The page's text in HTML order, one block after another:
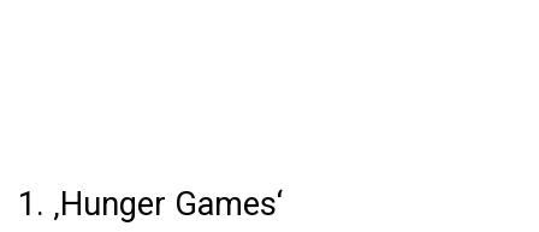
1. ‚Hunger Games‘